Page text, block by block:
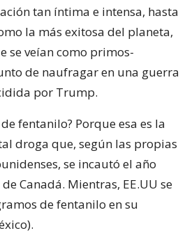
tan íntima e intensa, hasta
la más exitosa del planeta,
se veían como primos-
de naufragar en una guerra
por Trump.
fentanilo? Porque esa es la
droga que, según las propias
se incautó el año
Canadá. Mientras, EE.UU se
de fentanilo en su